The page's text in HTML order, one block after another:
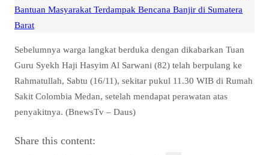
Bantuan Masyarakat Terdampak Bencana Banjir di Sumatera
Barat
Sebelumnya warga langkat berduka dengan dikabarkan Tuan
Guru Syekh Haji Hasyim Al Sarwani (82) telah berpulang ke
Rahmatullah, Sabtu (16/11), sekitar pukul 11.30 WIB di Rumah
Sakit Colombia Medan, setelah mendapat perawatan atas
penyakitnya. (BnewsTv – Daus)
Share this content: